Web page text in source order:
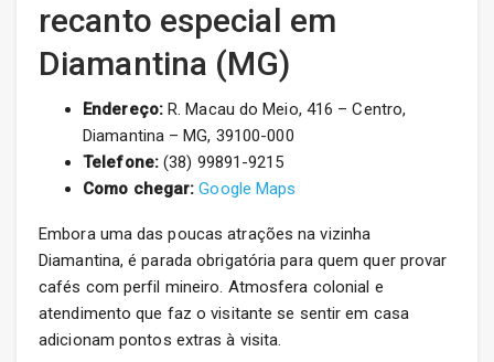
recanto especial em
Diamantina (MG)
Endereço:R. Macau do Meio, 416 – Centro,
Diamantina – MG, 39100-000
Telefone:(38) 99891-9215
Como chegar: Google Maps
Embora uma das poucas atrações na vizinha
Diamantina, é parada obrigatória para quem quer provar
cafés com perfil mineiro. Atmosfera colonial e
atendimento que faz o visitante se sentir em casa
adicionam pontos extras à visita.